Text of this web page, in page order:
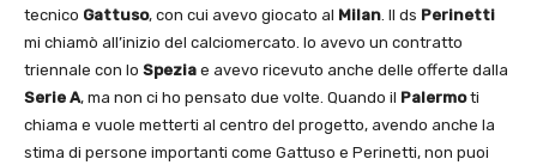
tecnico Gattuso, con cui avevo giocato al Milan. Il ds Perinetti
mi chiamò all’inizio del calciomercato. Io avevo un contratto
triennale con lo Spezia e avevo ricevuto anche delle offerte dalla
Serie A, ma non ci ho pensato due volte. Quando il Palermoti
chiama e vuole metterti al centro del progetto, avendo anche la
stima di persone importanti come Gattuso e Perinetti, non puoi